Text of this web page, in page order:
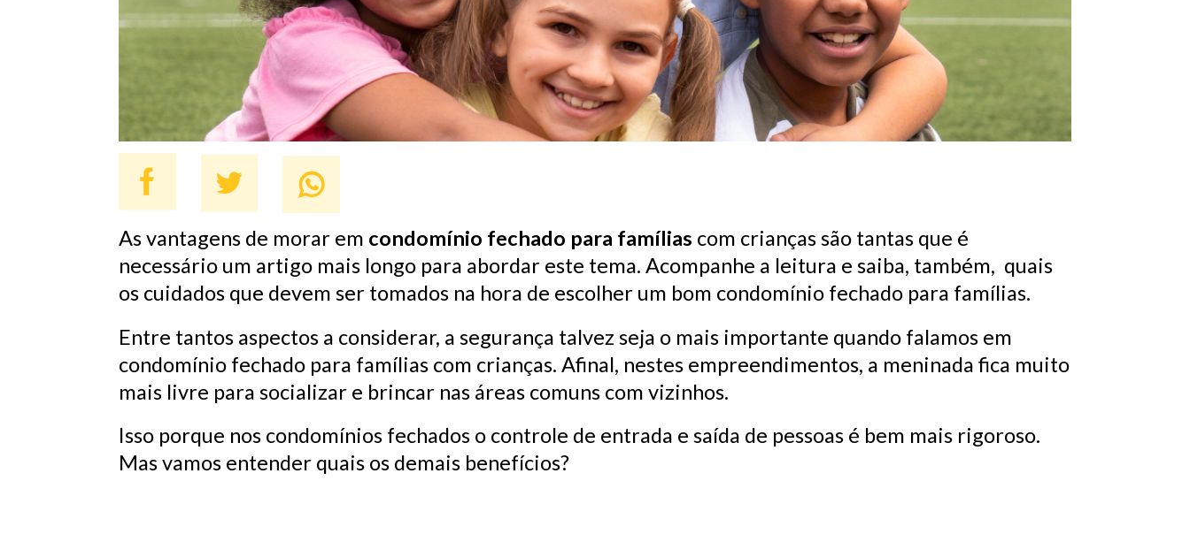
As vantagens de morar em condomínio fechado para famílias com crianças são tantas que é
necessário um artigo mais longo para abordar este tema. Acompanhe a leitura e saiba, também, quais
os cuidados que devem ser tomados na hora de escolher um bom condomínio fechado para famílias.
Entre tantos aspectos a considerar, a segurança talvez seja o mais importante quando falamos em
condomínio fechado para famílias com crianças. Afinal, nestes empreendimentos, a meninada fica muito
mais livre para socializar e brincar nas áreas comuns com vizinhos.
Isso porque nos condomínios fechados o controle de entrada e saída de pessoas é bem mais rigoroso.
Mas vamos entender quais os demais benefícios?